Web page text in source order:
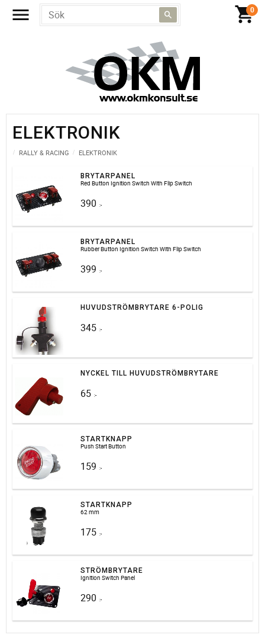
ELEKTRONIK
RALLY & RACING ELEKTRONIK
BRYTARPANEL
Red Button Ignition Switch With Flip Switch
390 :-
BRYTARPANEL
Rubber Button Ignition Switch With Flip Switch
399 :-
HUVUDSTRÖMBRYTARE 6-POLIG
345 :-
NYCKEL TILL HUVUDSTRÖMBRYTARE
65 :-
STARTKNAPP
Push Start Button
159 :-
STARTKNAPP
62 mm
175 :-
STRÖMBRYTARE
Ignition Switch Panel
290 :-